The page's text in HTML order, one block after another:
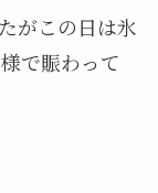
がこの日は氷
で賑わって